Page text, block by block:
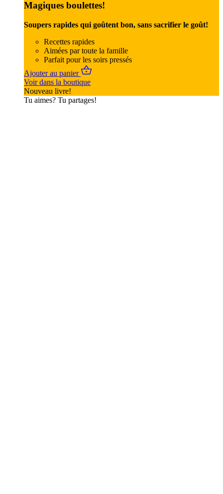
Magiques boulettes!
Soupers rapides qui goûtent bon, sans sacrifier le goût!
Recettes rapides
Aimées par toute la famille
Parfait pour les soirs pressés
Ajouter au panier
Voir dans la boutique
Nouveau livre!
Tu aimes? Tu partages!